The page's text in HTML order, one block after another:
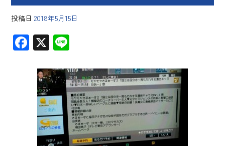
投稿日 2018年5月15日
F
e
b
o
ok
X